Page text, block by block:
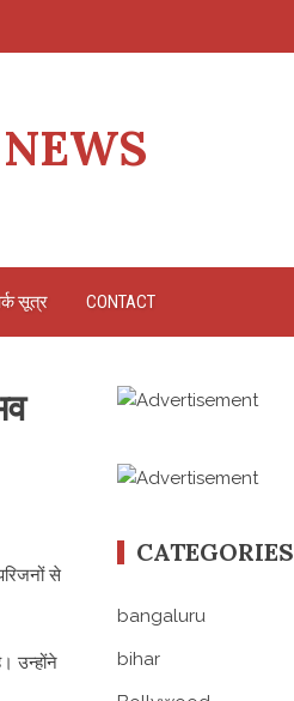
सूत्र CONTACT
से
उन्होंने
CATEGORIES
bangaluru
bihar